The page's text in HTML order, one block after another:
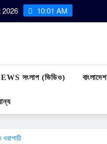
2026 10:01 AM
সংলাপ (ভিডিও) বাংলাদেশ